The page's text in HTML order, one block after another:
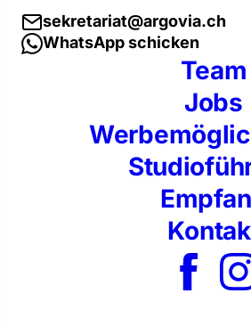
sekretariat@argovia.ch
WhatsApp schicken
Team
Jobs